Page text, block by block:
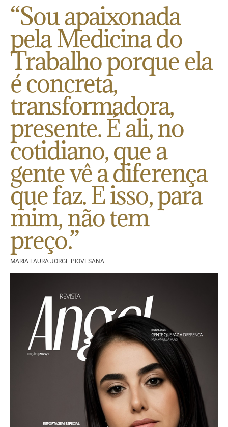
“Sou apaixonada
pela Medicina do
Trabalho porque ela
é concreta,
transformadora,
presente. É ali, no
cotidiano, que a
gente vê a diferença
que faz. E isso, para
mim, não tem
preço.”
MARIA LAURA JORGE PIOVESANA